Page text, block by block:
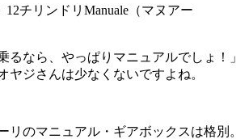
るなら、やっぱりマニュアルでしょ！」
ヤジさんは少なくないですよね。
リのマニュアル・ギアボックスは格別。